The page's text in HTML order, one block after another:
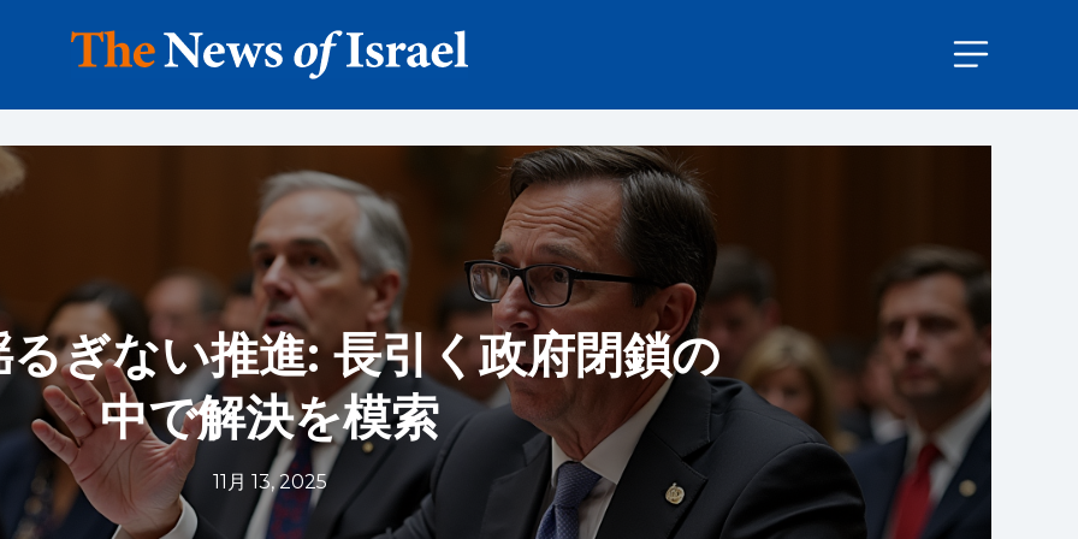
ぎない推進: 長引く政府閉鎖の
中で解決を模索
11月 13, 2025